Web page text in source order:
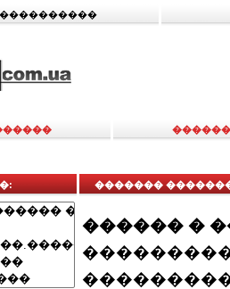
�������
������ �